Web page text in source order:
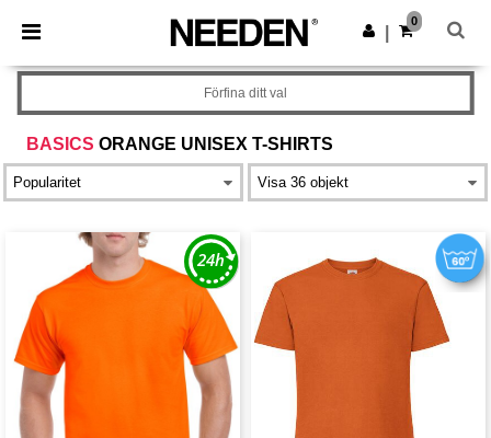
× Needen-app
Bättre priser i appen!
Hämta app
0
BASICS ORANGE UNISEX T-SHIRTS
Förfina ditt val